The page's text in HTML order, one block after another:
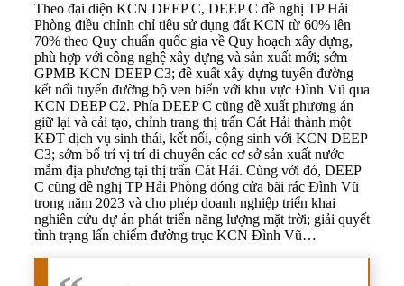
Theo đại diện KCN DEEP C, DEEP C đề nghị TP Hải
Phòng điều chỉnh chỉ tiêu sử dụng đất KCN từ 60% lên
70% theo Quy chuẩn quốc gia về Quy hoạch xây dựng,
phù hợp với công nghệ xây dựng và sản xuất mới; sớm
GPMB KCN DEEP C3; đề xuất xây dựng tuyến đường
kết nối tuyến đường bộ ven biển với khu vực Đình Vũ qua
KCN DEEP C2. Phía DEEP C cũng đề xuất phương án
giữ lại và cải tạo, chỉnh trang thị trấn Cát Hải thành một
KĐT dịch vụ sinh thái, kết nối, cộng sinh với KCN DEEP
C3; sớm bố trí vị trí di chuyển các cơ sở sản xuất nước
mắm địa phương tại thị trấn Cát Hải. Cùng với đó, DEEP
C cũng đề nghị TP Hải Phòng đóng cửa bãi rác Đình Vũ
trong năm 2023 và cho phép doanh nghiệp triển khai
nghiên cứu dự án phát triển năng lượng mặt trời; giải quyết
tình trạng lấn chiếm đường trục KCN Đình Vũ…